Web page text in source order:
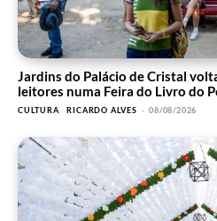
Jardins do Palácio de Cristal
leitores numa Feira do Livro do
CULTURA RICARDO ALVES - 08/08/2026